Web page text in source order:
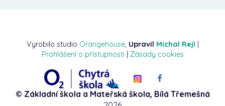
Vyrobilo studio Orangehouse, Upravil Michal Rejl
Prohlášení o přístupnosti
Zásady cookies
© Základní škola a Mateřská škola, Bílá Třemešná